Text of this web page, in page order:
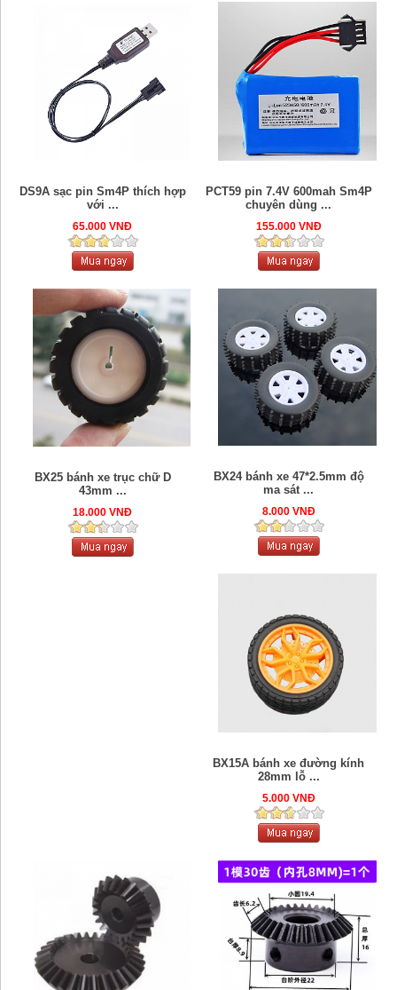
DS9A sạc pin Sm4P thích hợp
với ...
65.000 VNĐ
PCT59 pin 7.4V 600mah Sm4P
chuyên dùng ...
155.000 VNĐ
BX25 bánh xe trục chữ D
43mm ...
18.000 VNĐ
BX24 bánh xe 47*2.5mm độ
ma sát ...
8.000 VNĐ
BX15A bánh xe đường kính
28mm lỗ ...
5.000 VNĐ